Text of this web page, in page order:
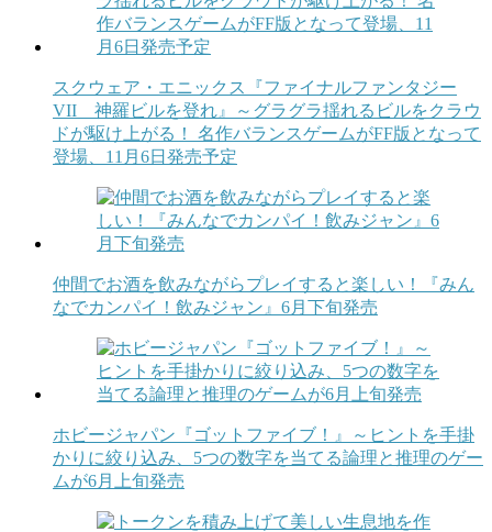
スクウェア・エニックス『ファイナルファンタジー
VII 神羅ビルを登れ』～グラグラ揺れるビルをクラウ
ドが駆け上がる！ 名作バランスゲームがFF版となって
登場、11月6日発売予定
仲間でお酒を飲みながらプレイすると楽しい！『みん
なでカンパイ！飲みジャン』6月下旬発売
ホビージャパン『ゴットファイブ！』～ヒントを手掛
かりに絞り込み、5つの数字を当てる論理と推理のゲー
ムが6月上旬発売